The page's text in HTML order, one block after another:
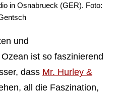
in Osnabrueck (GER). Foto:
und
ist so faszinierend
dass Mr. Hurley &
all die Faszination,